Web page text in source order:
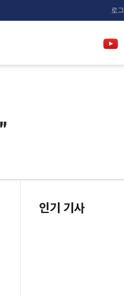
로
인기 기사